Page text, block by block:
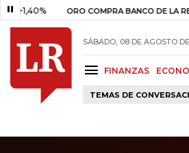
ORO COMPRA BANCO DE LA REPÚBLICA
SÁBADO, 08 DE AGOSTO
FINANZAS
TEMAS DE